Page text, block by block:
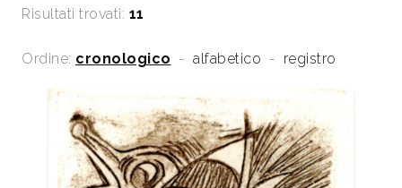
Risultati trovati: 11
Ordine: cronologico - alfabetico - registro